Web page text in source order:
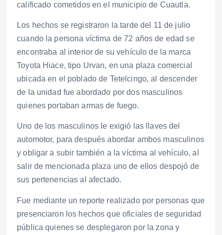
calificado cometidos en el municipio de Cuautla.
Los hechos se registraron la tarde del 11 de julio
cuando la persona víctima de 72 años de edad se
encontraba al interior de su vehículo de la marca
Toyota Hiace, tipo Urvan, en una plaza comercial
ubicada en el poblado de Tetelcingo, al descender
de la unidad fue abordado por dos masculinos
quienes portaban armas de fuego.
Uno de los masculinos le exigió las llaves del
automotor, para después abordar ambos masculinos
y obligar a subir también a la víctima al vehículo, al
salir de mencionada plaza uno de ellos despojó de
sus pertenencias al afectado.
Fue mediante un reporte realizado por personas que
presenciaron los hechos que oficiales de seguridad
pública quienes se desplegaron por la zona y